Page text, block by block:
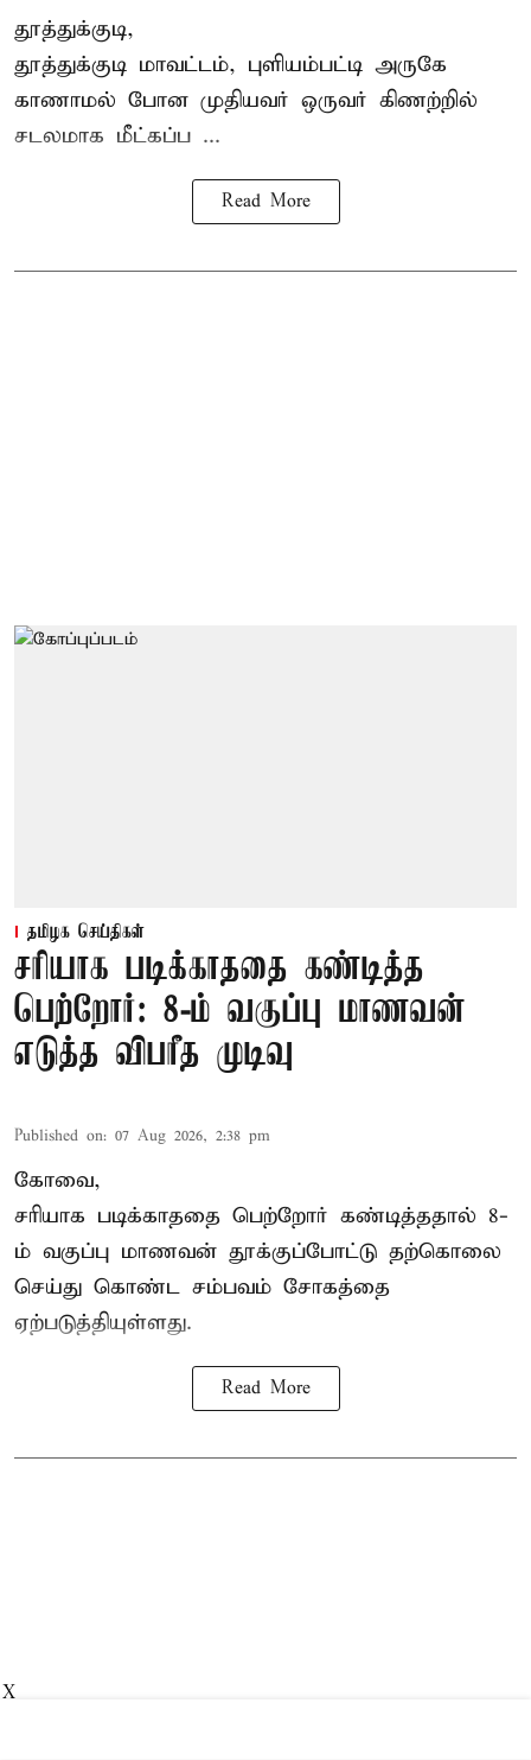
தூத்துக்குடி,
தூத்துக்குடி மாவட்டம், புளியம்பட்டி அருகே
காணாமல் போன முதியவர் ஒருவர் கிணற்றில்
சடலமாக மீட்கப்ப ...
Read More
தமிழக செய்திகள்
சரியாக படிக்காததை கண்டித்த
பெற்றோர்: 8-ம் வகுப்பு மாணவன்
எடுத்த விபரீத முடிவு
Published on: 07 Aug 2026, 2:38 pm
கோவை,
சரியாக படிக்காததை பெற்றோர் கண்டித்ததால் 8-
ம் வகுப்பு மாணவன் தூக்குப்போட்டு தற்கொலை
செய்து கொண்ட சம்பவம் சோகத்தை
ஏற்படுத்தியுள்ளது.
Read More
X